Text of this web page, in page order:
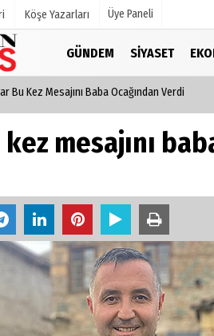
Köşe Yazarları Üye Paneli
GÜNDEM SIYASET
Hava Durumu
Anketler
Bu Kez Mesajını Baba Ocağından Verdi
mesajını